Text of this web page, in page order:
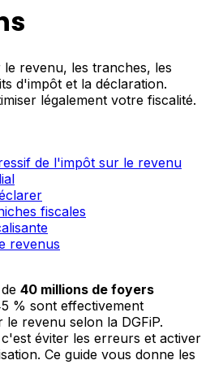
revenu, les tranches, les
d'impôt et la déclaration.
légalement votre fiscalité.
de l'impôt sur le revenu
fiscales
revenus
40 millions de foyers
% sont effectivement
revenu selon la DGFiP.
éviter les erreurs et activer
Ce guide vous donne les